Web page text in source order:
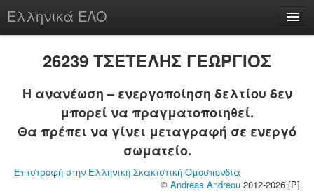
Ελληνικά ΕΛΟ
chesstu.be @ discord
Login
26239 ΤΣΕΤΕΛΗΣ ΓΕΩΡΓΙΟΣ
Η ανανέωση – ενεργοποίηση δελτίου δεν
μπορεί να πραγματοποιηθεί.
Θα πρέπει να γίνει μεταγραφή σε ενεργό
σωματείο.
Επιστροφή στην Ελληνική Σκακιστική Ομοσπονδία
© Andreas Andreou 2012-2026 [P]